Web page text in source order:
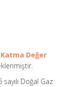
Katma Değer
Doğal Gaz